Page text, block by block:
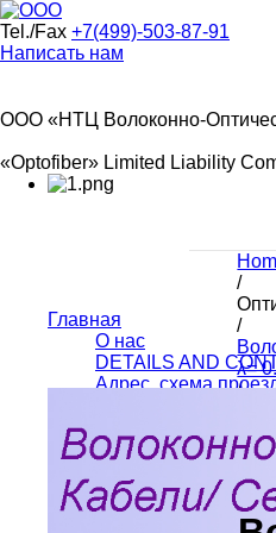
Tel./Fax +7(499)-503-87-91
Написать нам
ООО «НТЦ Волоконно-
«Optofiber» Limited Liability
/
/
λ=
/
-
Главная
О нас
DETAILS AND
Адрес, схема
Оптические